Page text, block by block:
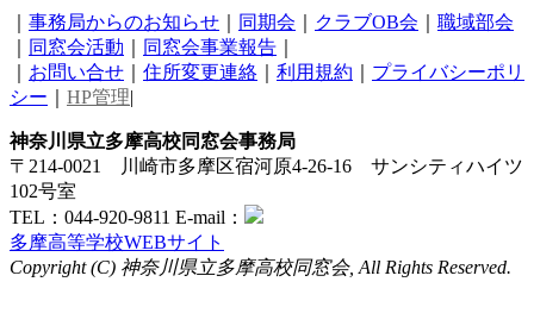
事務局からのお知らせ 同期会 クラブOB会
職域部会
同窓会活動 同窓会事業報告
お問い合せ 住所変更連絡 利用規約
プライバシーポリ
シー
HP管理|
神奈川県立多摩高校同窓会事務局
〒214-0021 川崎市多摩区宿河原4-26-16 サンシティハイツ
102号室
TEL：044-920-9811 E-mail：
多摩高等学校WEBサイト
Copyright (C) 神奈川県立多摩高校同窓会, All Rights Reserved.